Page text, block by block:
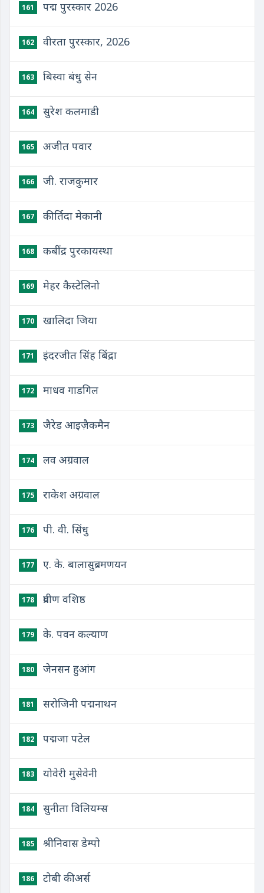
161 पद्म पुरस्कार 2026
162 वीरता पुरस्कार, 2026
163 बिस्वा बंधु सेन
164 सुरेश कलमाडी
165 अजीत पवार
166 जी. राजकुमार
167 कीर्तिदा मेकानी
168 कबींद्र पुरकायस्था
169 मेहर कैस्टेलिनो
170 खालिदा जिया
171 इंदरजीत सिंह बिंद्रा
172 माधव गाडगिल
173 जैरेड आइज़ैकमैन
174 लव अग्रवाल
175 राकेश अग्रवाल
176 पी. वी. सिंधु
177 ए. के. बालासुब्रमणयन
178 प्रवीण वशिष्ठ
179 के. पवन कल्याण
180 जेनसन हुआंग
181 सरोजिनी पद्मनाथन
182 पद्मजा पटेल
183 योवेरी मुसेवेनी
184 सुनीता विलियम्स
185 श्रीनिवास डेम्पो
186 टोबी कीअर्स